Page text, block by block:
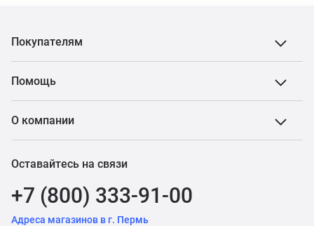
Покупателям
Помощь
О компании
Оставайтесь на связи
+7 (800) 333-91-00
Адреса магазинов в г. Пермь